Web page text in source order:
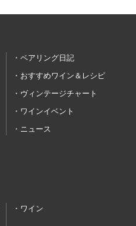
ペアリング日記
おすすめワイン＆レシピ
ヴィンテージチャート
ワインイベント
ニュース
ワイン